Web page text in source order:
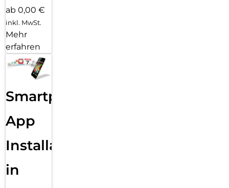
ab 0,00 €
inkl. MwSt.
Mehr
erfahren
Smartphone
App
Installation
in